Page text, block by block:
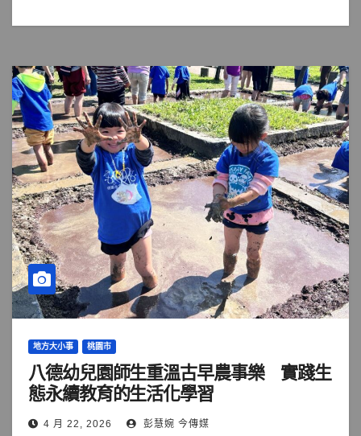
地方大小事 桃園市
八德幼兒園師生重溫古早農事樂 實踐生
態永續教育的生活化學習
4 月 22, 2026 彭慧婉 今傳媒